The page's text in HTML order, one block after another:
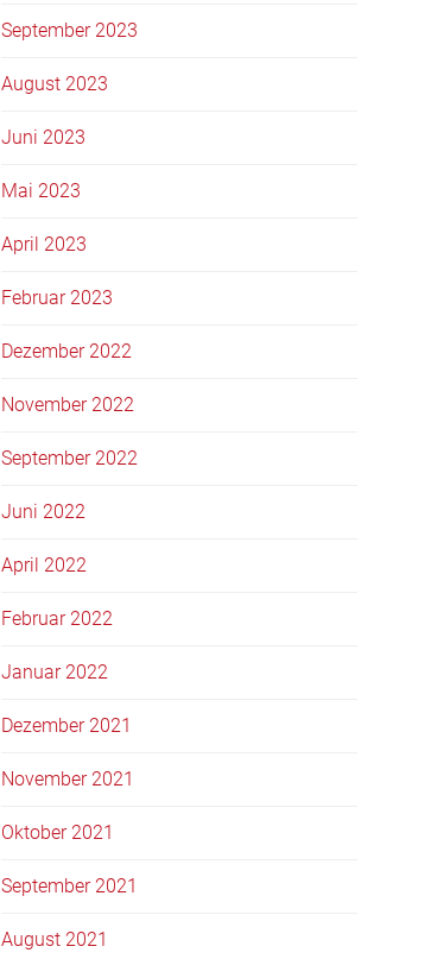
September 2023
August 2023
Juni 2023
Mai 2023
April 2023
Februar 2023
Dezember 2022
November 2022
September 2022
Juni 2022
April 2022
Februar 2022
Januar 2022
Dezember 2021
November 2021
Oktober 2021
September 2021
August 2021